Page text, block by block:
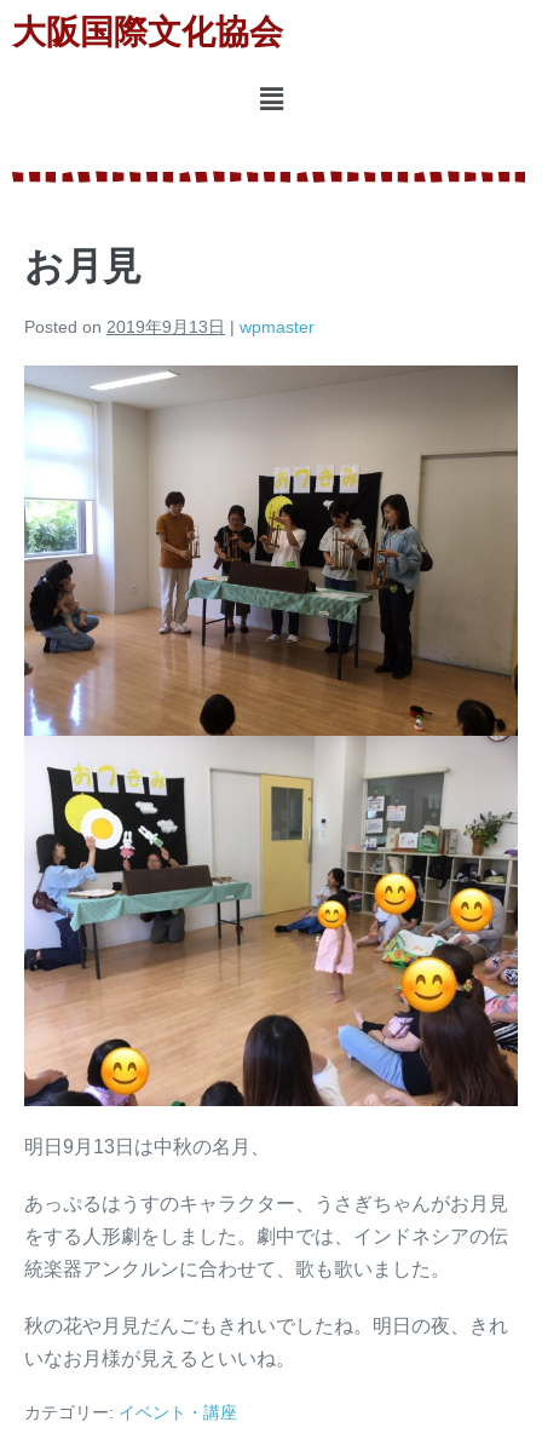
大阪国際文化協会
お月見
Posted on 2019年9月13日 | wpmaster
明日9月13日は中秋の名月、
あっぷるはうすのキャラクター、うさぎちゃんがお月見
をする人形劇をしました。劇中では、インドネシアの伝
統楽器アンクルンに合わせて、歌も歌いました。
秋の花や月見だんごもきれいでしたね。明日の夜、きれ
いなお月様が見えるといいね。
カテゴリー: イベント・講座